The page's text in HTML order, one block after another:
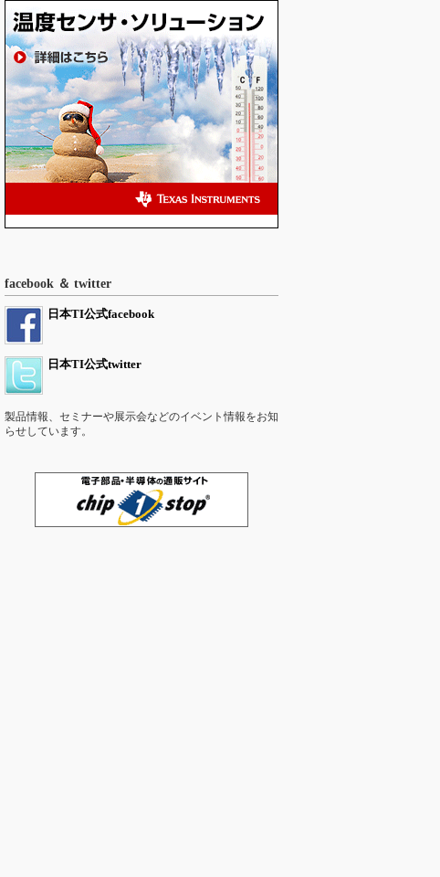
facebook ＆ twitter
日本TI公式facebook
日本TI公式twitter
製品情報、セミナーや展示会などのイベント情報をお知
らせしています。